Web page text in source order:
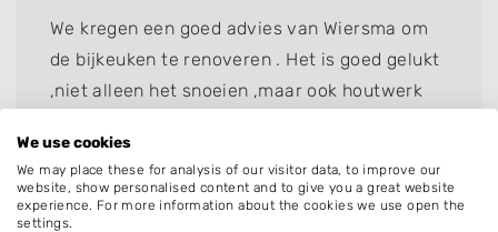
We kregen een goed advies van Wiersma om
de bijkeuken te renoveren . Het is goed gelukt
,niet alleen het snoeien ,maar ook houtwerk
We use cookies
We may place these for analysis of our visitor data, to improve our
website, show personalised content and to give you a great website
experience. For more information about the cookies we use open the
settings.